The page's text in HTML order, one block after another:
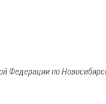
Федерации по